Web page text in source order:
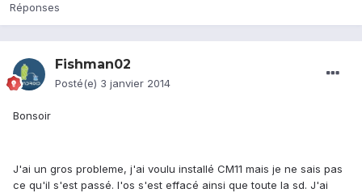
Réponses
Fishman02
Posté(e) 3 janvier 2014
Bonsoir
J'ai un gros probleme, j'ai voulu installé CM11 mais je ne sais pas
ce qu'il s'est passé. l'os s'est effacé ainsi que toute la sd. J'ai